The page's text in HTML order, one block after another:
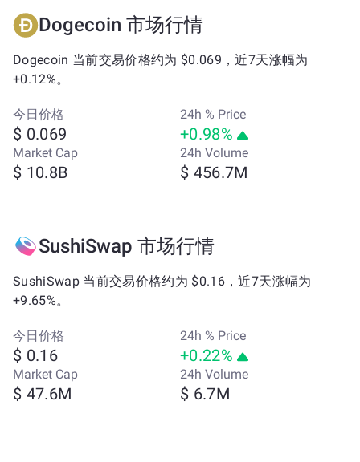
Dogecoin 市场行情
Dogecoin 当前交易价格约为 $0.069，近7天涨幅为
+0.12%。
今日价格
$ 0.069
24h % Price
+0.98%
Market Cap
$ 10.8B
24h Volume
$ 456.7M
SushiSwap 市场行情
SushiSwap 当前交易价格约为 $0.16，近7天涨幅为
+9.65%。
今日价格
$ 0.16
24h % Price
+0.22%
Market Cap
$ 47.6M
24h Volume
$ 6.7M